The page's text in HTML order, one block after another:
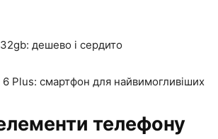
дешево і сердито
6 Plus: смартфон для найвимогливіших
телефону